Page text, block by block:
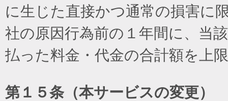
に生じた直接かつ通常の損害に
社の原因行為前の１年間に、当
払った料金・代金の合計額を上
第１５条（本サービスの変更）